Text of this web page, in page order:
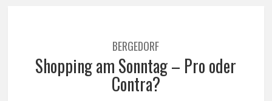
BERGEDORF
Shopping am Sonntag – Pro oder
Contra?